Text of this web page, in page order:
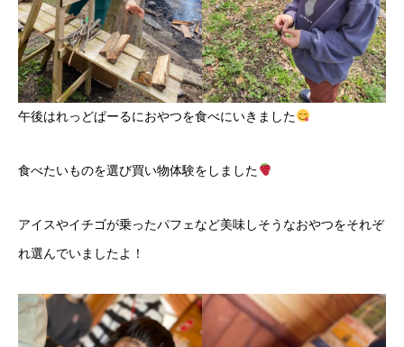
午後はれっどぱーるにおやつを食べにいきました
食べたいものを選び買い物体験をしました
アイスやイチゴが乗ったパフェなど美味しそうなおやつをそれぞ
れ選んでいましたよ！